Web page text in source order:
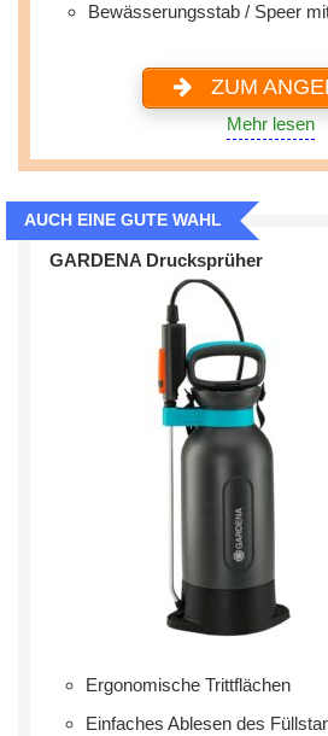
Bewässerungsstab / Speer
ZUM
Mehr lesen
AUCH EINE GUTE WAHL
GARDENA Drucksprüher
Ergonomische Trittflächen
Einfaches Ablesen des